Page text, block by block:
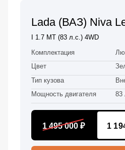
Lada (ВАЗ) Niva
I 1.7 MT (83 л.с.) 4WD
Комплектация
Цвет
Тип кузова
Мощность двигателя
83
1 495 000 ₽ 1